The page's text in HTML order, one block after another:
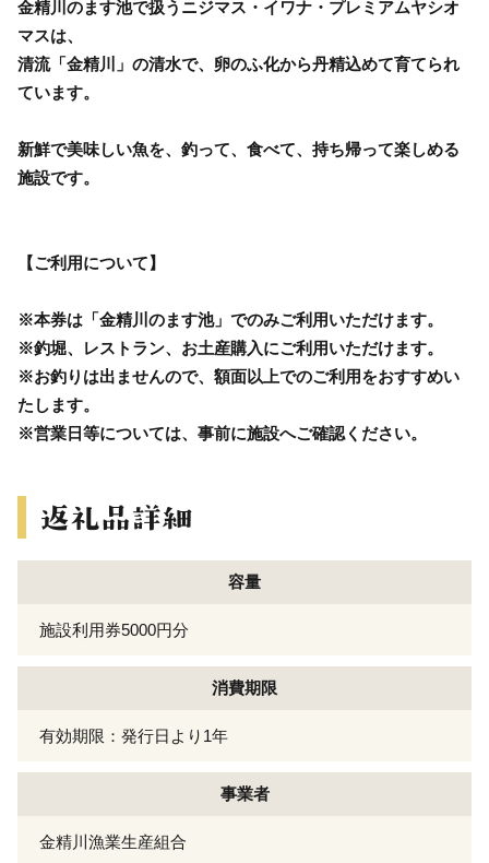
金精川のます池で扱うニジマス・イワナ・プレミアムヤシオ
マスは、
清流「金精川」の清水で、卵のふ化から丹精込めて育てられ
ています。
新鮮で美味しい魚を、釣って、食べて、持ち帰って楽しめる
施設です。
【ご利用について】
※本券は「金精川のます池」でのみご利用いただけます。
※釣堀、レストラン、お土産購入にご利用いただけます。
※お釣りは出ませんので、額面以上でのご利用をおすすめい
たします。
※営業日等については、事前に施設へご確認ください。
容量
施設利用券5000円分
消費期限
有効期限：発行日より1年
事業者
金精川漁業生産組合